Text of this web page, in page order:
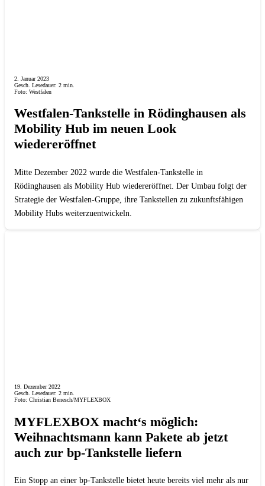
2. Januar 2023
Gesch. Lesedauer: 2 min.
Foto: Westfalen
Westfalen-Tankstelle in Rödinghausen als
Mobility Hub im neuen Look
wiedereröffnet
Mitte Dezember 2022 wurde die Westfalen-Tankstelle in
Rödinghausen als Mobility Hub wiedereröffnet. Der Umbau folgt der
Strategie der Westfalen-Gruppe, ihre Tankstellen zu zukunftsfähigen
Mobility Hubs weiterzuentwickeln.
19. Dezember 2022
Gesch. Lesedauer: 2 min.
Foto: Christian Benesch/MYFLEXBOX
MYFLEXBOX macht‘s möglich:
Weihnachtsmann kann Pakete ab jetzt
auch zur bp-Tankstelle liefern
Ein Stopp an einer bp-Tankstelle bietet heute bereits viel mehr als nur